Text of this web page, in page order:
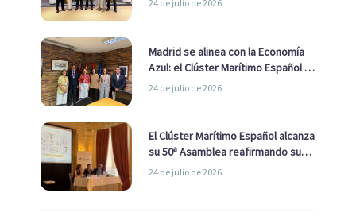
24 de julio de 2026
Madrid se alinea con la Economía
Azul: el Clúster Marítimo Español y
la Real Liga Naval avanzan alianzas
24 de julio de 2026
El Clúster Marítimo Español alcanza
su 50ª Asamblea reafirmando su
liderazgo en la Economía Azul
24 de julio de 2026